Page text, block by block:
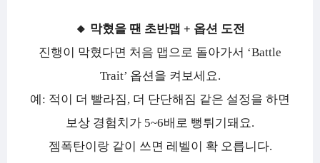
🔸 막혔을 땐 초반맵 + 옵션 도전
진행이 막혔다면 처음 맵으로 돌아가서 ‘Battle
Trait’ 옵션을 켜보세요.
예: 적이 더 빨라짐, 더 단단해짐 같은 설정을 하면
보상 경험치가 5~6배로 뻥튀기돼요.
젬폭탄이랑 같이 쓰면 레벨이 확 오릅니다.